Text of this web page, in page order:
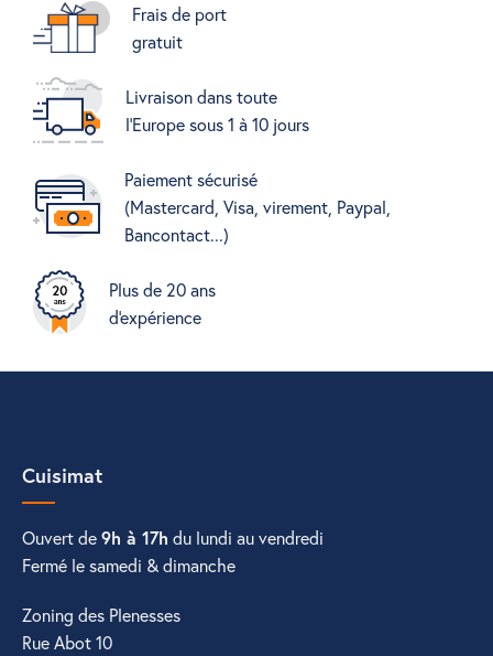
Frais de port
gratuit
Livraison dans toute
l'Europe sous 1 à 10 jours
Paiement sécurisé
(Mastercard, Visa, virement, Paypal,
Bancontact...)
Plus de 20 ans
d'expérience
Cuisimat
Ouvert de9h à 17h du lundi au vendredi
Fermé le samedi & dimanche
Zoning des Plenesses
Rue Abot 10